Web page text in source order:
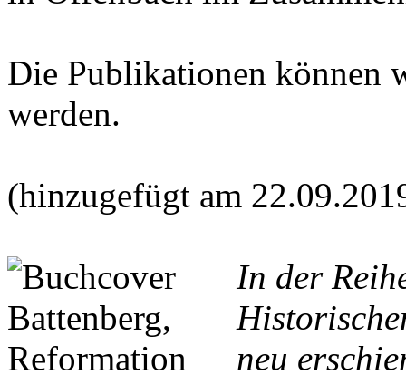
Die Publikationen können
werden.
(hinzugefügt am
In der
neu